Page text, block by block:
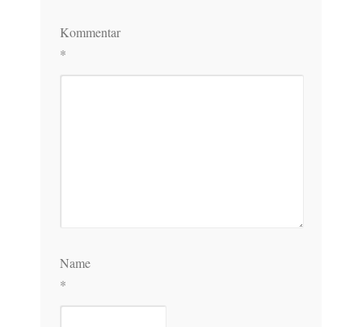
Kommentar
*
Name
*